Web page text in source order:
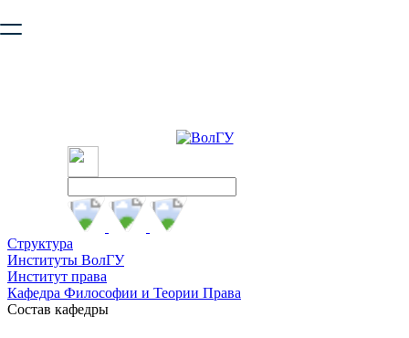
безопасную работу с сайтом. Пожалуйста
Структура
Институты ВолГУ
Институт права
Кафедра Философии и Теории Права
Состав кафедры